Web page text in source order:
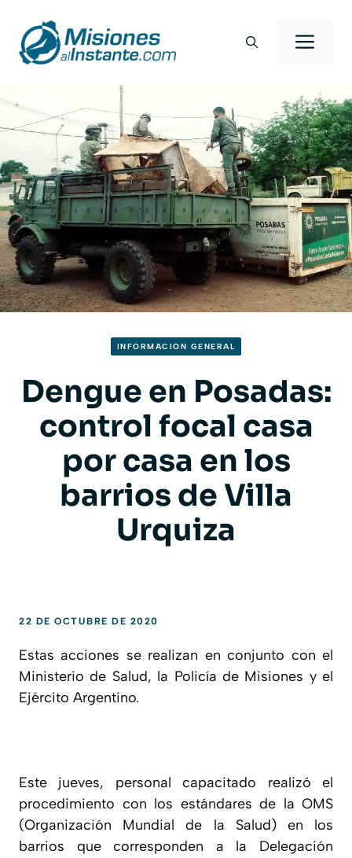
contenido
INFORMACION GENERAL
Dengue en Posadas:
control focal casa
por casa en los
barrios de Villa
Urquiza
22 DE OCTUBRE DE 2020
Estas acciones se realizan en conjunto con el
Ministerio de Salud, la Policía de Misiones y el
Ejército Argentino.
Este jueves, personal capacitado realizó el
procedimiento con los estándares de la OMS
(Organización Mundial de la Salud) en los
barrios que corresponden a la Delegación